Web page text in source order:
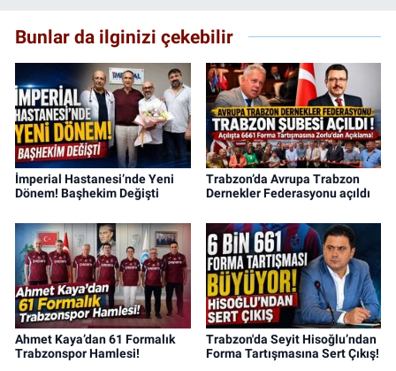
Bunlar da ilginizi çekebilir
İmperial Hastanesi’nde Yeni
Dönem! Başhekim Değişti
Trabzon’da Avrupa Trabzon
Dernekler Federasyonu açıldı
Ahmet Kaya’dan 61 Formalık
Trabzonspor Hamlesi!
Trabzon'da Seyit Hisoğlu’ndan
Forma Tartışmasına Sert Çıkış!